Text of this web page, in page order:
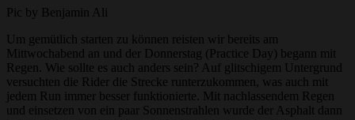
Pic by Benjamin Ali
Um gemütlich starten zu können reisten wir bereits am
Mittwochabend an und der Donnerstag (Practice Day) begann mit
Regen. Wie sollte es auch anders sein? Auf glitschigem Untergrund
versuchten die Rider die Strecke runterzukommen, was auch mit
jedem Run immer besser funktionierte. Mit nachlassendem Regen
und einsetzen von ein paar Sonnenstrahlen wurde der Asphalt dann